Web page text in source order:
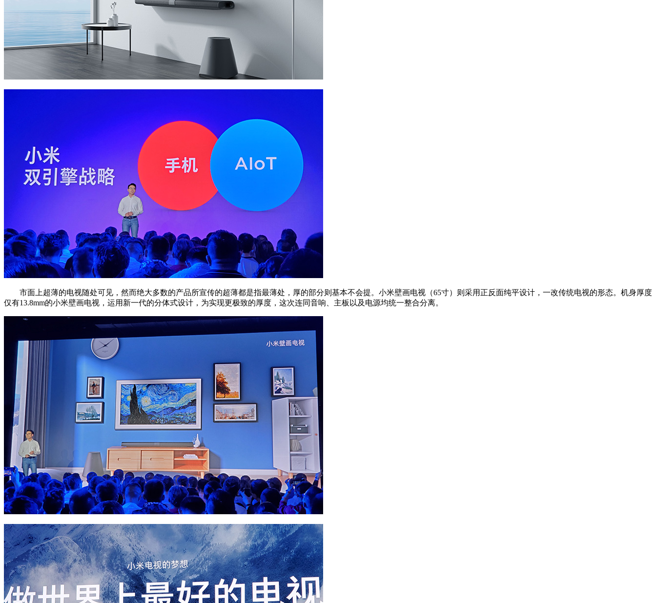
市面上超薄的电视随处可见，然而绝大多数的产品所宣传的超薄都是指最薄处，厚的部分则基本不会提。小米壁画电视（65寸）则采用正反面纯平设计，一改传统电视的形态。机身厚度
仅有13.8mm的小米壁画电视，运用新一代的分体式设计，为实现更极致的厚度，这次连同音响、主板以及电源均统一整合分离。